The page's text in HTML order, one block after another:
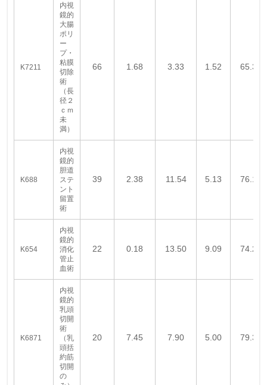
K7211
内視
鏡的
大腸
ポリ
ー
プ・
粘膜
切除
術
（長
径２
ｃｍ
未
満）
66 1.68 3.33 1.52 65.35
K688
内視
鏡的
胆道
ステ
ント
留置
術
39 2.38 11.54 5.13 76.18
K654
内視
鏡的
消化
管止
血術
22 0.18 13.50 9.09 74.27
K6871
内視
鏡的
乳頭
切開
術
（乳
頭括
約筋
切開
の
20 7.45 7.90 5.00 79.35